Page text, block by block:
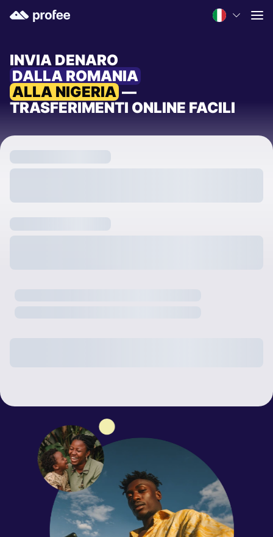
INVIA DENARO
DALLA ROMANIA
ALLA NIGERIA —
TRASFERIMENTI ONLINE FACILI